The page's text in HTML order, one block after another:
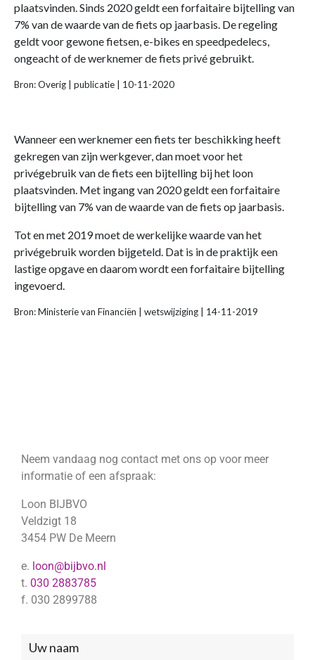
plaatsvinden. Sinds 2020 geldt een forfaitaire bijtelling van
7% van de waarde van de fiets op jaarbasis. De regeling
geldt voor gewone fietsen, e-bikes en speedpedelecs,
ongeacht of de werknemer de fiets privé gebruikt.
Bron: Overig | publicatie | 10-11-2020
Wanneer een werknemer een fiets ter beschikking heeft
gekregen van zijn werkgever, dan moet voor het
privégebruik van de fiets een bijtelling bij het loon
plaatsvinden. Met ingang van 2020 geldt een forfaitaire
bijtelling van 7% van de waarde van de fiets op jaarbasis.
Tot en met 2019 moet de werkelijke waarde van het
privégebruik worden bijgeteld. Dat is in de praktijk een
lastige opgave en daarom wordt een forfaitaire bijtelling
ingevoerd.
Bron: Ministerie van Financiën | wetswijziging | 14-11-2019
Neem vandaag nog contact met ons op voor meer
informatie of een afspraak:
Loon BIJBVO
Veldzigt 18
3454 PW De Meern
e. loon@bijbvo.nl
t. 030 2883785
f. 030 2899788
Neem